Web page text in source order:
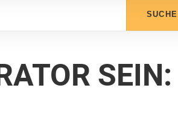
SUCHE
SEIN: